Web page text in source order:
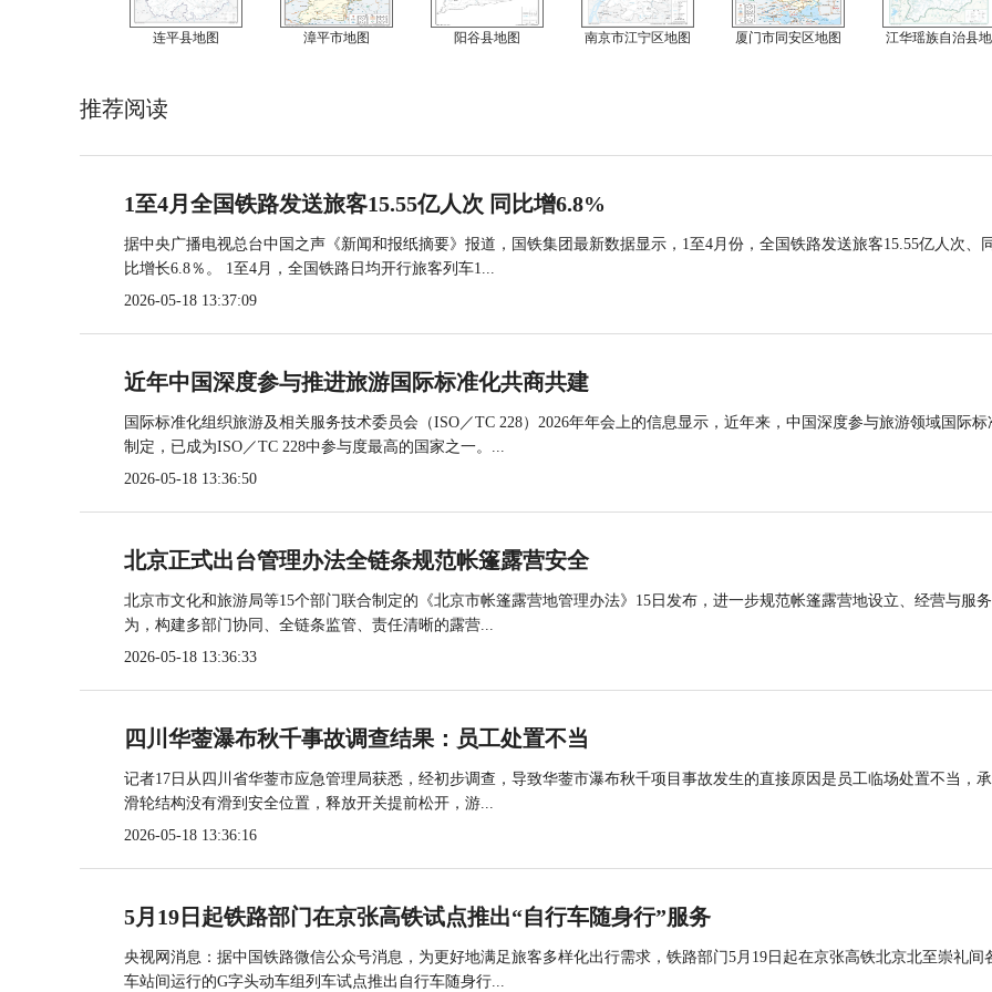
连平县地图 漳平市地图 阳谷县地图 南京市江宁区地图 厦门市同安区地图 江华瑶族自治县地
推荐阅读
1至4月全国铁路发送旅客15.55亿人次 同比增6.8%
据中央广播电视总台中国之声《新闻和报纸摘要》报道，国铁集团最新数据显示，1至4月份，全国铁路发送旅客15.55亿人次、
比增长6.8％。 1至4月，全国铁路日均开行旅客列车1...
2026-05-18 13:37:09
近年中国深度参与推进旅游国际标准化共商共建
国际标准化组织旅游及相关服务技术委员会（ISO／TC 228）2026年年会上的信息显示，近年来，中国深度参与旅游领域国际标
制定，已成为ISO／TC 228中参与度最高的国家之一。...
2026-05-18 13:36:50
北京正式出台管理办法全链条规范帐篷露营安全
北京市文化和旅游局等15个部门联合制定的《北京市帐篷露营地管理办法》15日发布，进一步规范帐篷露营地设立、经营与服
为，构建多部门协同、全链条监管、责任清晰的露营...
2026-05-18 13:36:33
四川华蓥瀑布秋千事故调查结果：员工处置不当
记者17日从四川省华蓥市应急管理局获悉，经初步调查，导致华蓥市瀑布秋千项目事故发生的直接原因是员工临场处置不当，
滑轮结构没有滑到安全位置，释放开关提前松开，游...
2026-05-18 13:36:16
5月19日起铁路部门在京张高铁试点推出“自行车随身行”服务
央视网消息：据中国铁路微信公众号消息，为更好地满足旅客多样化出行需求，铁路部门5月19日起在京张高铁北京北至崇礼间
车站间运行的G字头动车组列车试点推出自行车随身行...